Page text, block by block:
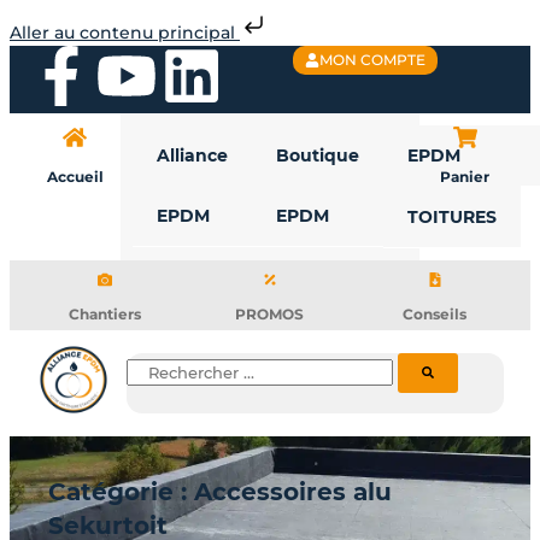
Aller au contenu principal
au
contenuF
a
c
b
o
o
k
Y
o
u
u
b
e
L
i
n
d
i
n
MON COMPTE
Accueil
Alliance
EPDM
Boutique
EPDM
EPDM
TOITURES
Panier
Chantiers PROMOS Conseils
Rechercher
Catégorie : Accessoires alu
Sekurtoit